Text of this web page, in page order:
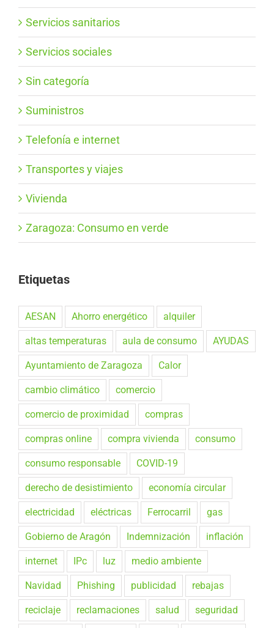
Servicios sanitarios
Servicios sociales
Sin categoría
Suministros
Telefonía e internet
Transportes y viajes
Vivienda
Zaragoza: Consumo en verde
Etiquetas
AESAN Ahorro energético alquiler
altas temperaturas aula de consumo AYUDAS
Ayuntamiento de Zaragoza Calor
cambio climático comercio
comercio de proximidad compras
compras online compra vivienda consumo
consumo responsable COVID-19
derecho de desistimiento economía circular
electricidad eléctricas Ferrocarril gas
Gobierno de Aragón Indemnización inflación
internet IPc luz medio ambiente
Navidad Phishing publicidad rebajas
reciclaje reclamaciones salud seguridad